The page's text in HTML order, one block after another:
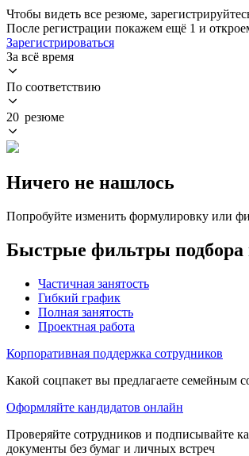
Чтобы видеть все резюме,
После регистрации покажем ещё 1 и
Зарегистрироваться
За всё время
По соответствию
20 резюме
Ничего не нашлось
Попробуйте изменить формулировку или
Быстрые фильтры подбора
Частичная занятость
Гибкий график
Полная занятость
Проектная работа
Корпоративная поддержка сотрудников
Какой соцпакет вы предлагаете семейным
Оформляйте кандидатов онлайн
Проверяйте сотрудников и подписывайте
документы без бумаг и личных встреч